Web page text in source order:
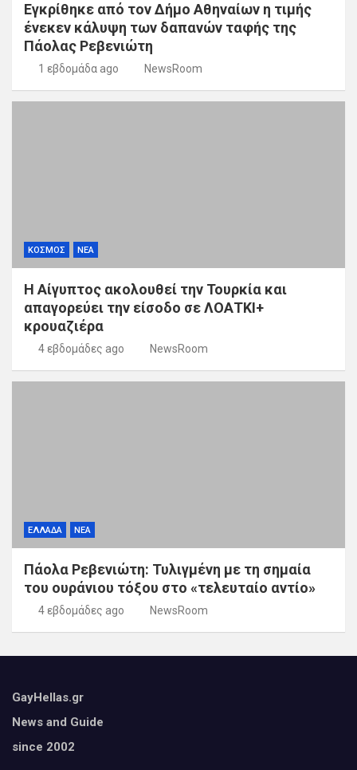
Εγκρίθηκε από τον Δήμο Αθηναίων η τιμής
ένεκεν κάλυψη των δαπανών ταφής της
Πάολας Ρεβενιώτη
1 εβδομάδα ago NewsRoom
ΚΟΣΜΟΣ ΝΕΑ
Η Αίγυπτος ακολουθεί την Τουρκία και
απαγορεύει την είσοδο σε ΛΟΑΤΚΙ+
κρουαζιέρα
4 εβδομάδες ago NewsRoom
ΕΛΛΑΔΑ ΝΕΑ
Πάολα Ρεβενιώτη: Τυλιγμένη με τη σημαία
του ουράνιου τόξου στο «τελευταίο αντίο»
4 εβδομάδες ago NewsRoom
GayHellas.gr
News and Guide
since 2002